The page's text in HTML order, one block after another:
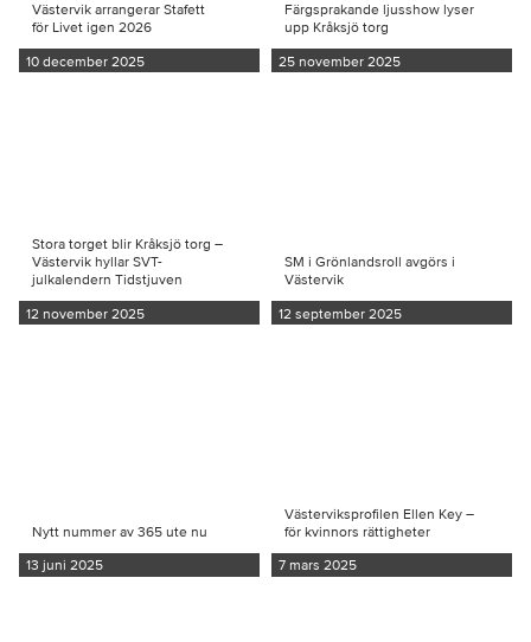
Västervik arrangerar Stafett
för Livet igen 2026
10 december 2025
Färgsprakande ljusshow lyser
upp Kråksjö torg
25 november 2025
Stora torget blir Kråksjö torg –
Västervik hyllar SVT-
julkalendern Tidstjuven
12 november 2025
SM i Grönlandsroll avgörs i
Västervik
12 september 2025
Nytt nummer av 365 ute nu
13 juni 2025
Västerviksprofilen Ellen Key –
för kvinnors rättigheter
7 mars 2025